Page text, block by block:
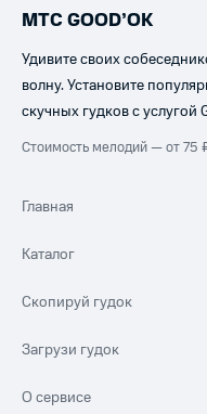
МТС GOOD’OK
Удивите своих
волну. Установите
скучных гудков с услугой
Стоимость мелодий — от 75
Главная
Каталог
Скопируй гудок
Загрузи гудок
О сервисе